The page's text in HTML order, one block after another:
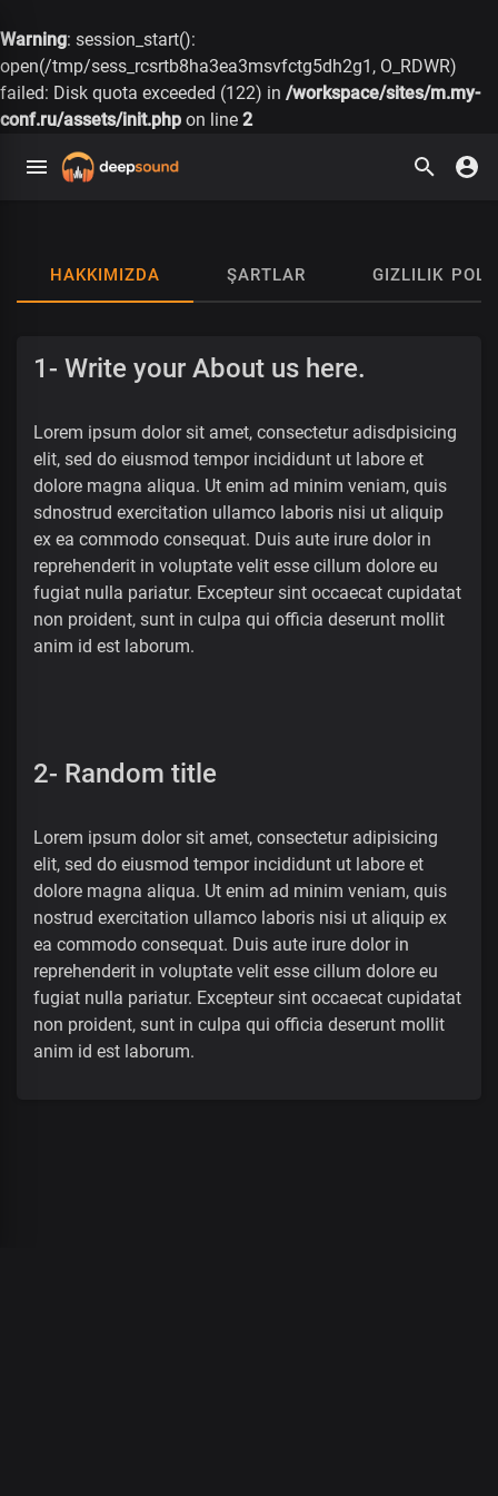
Warning: session_start():
open(/tmp/sess_rcsrtb8ha3ea3msvfctg5dh2g1, O_RDWR)
failed: Disk quota exceeded (122) in /workspace/sites/m.my-
conf.ru/assets/init.php on line 2
HAKKIMIZDA ŞARTLAR GIZLILIK
1- Write your About us here.
Lorem ipsum dolor sit amet, consectetur adisdpisicing
elit, sed do eiusmod tempor incididunt ut labore et
dolore magna aliqua. Ut enim ad minim veniam, quis
sdnostrud exercitation ullamco laboris nisi ut aliquip
ex ea commodo consequat. Duis aute irure dolor in
reprehenderit in voluptate velit esse cillum dolore eu
fugiat nulla pariatur. Excepteur sint occaecat cupidatat
non proident, sunt in culpa qui officia deserunt mollit
anim id est laborum.
2- Random title
Lorem ipsum dolor sit amet, consectetur adipisicing
elit, sed do eiusmod tempor incididunt ut labore et
dolore magna aliqua. Ut enim ad minim veniam, quis
nostrud exercitation ullamco laboris nisi ut aliquip ex
ea commodo consequat. Duis aute irure dolor in
reprehenderit in voluptate velit esse cillum dolore eu
fugiat nulla pariatur. Excepteur sint occaecat cupidatat
non proident, sunt in culpa qui officia deserunt mollit
anim id est laborum.